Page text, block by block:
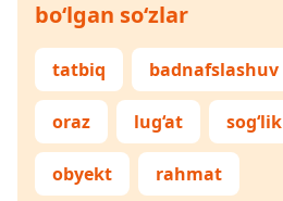
bo‘lgan so‘zlar
tatbiq badnafslashuv
oraz lug‘at sog‘lik
obyekt rahmat